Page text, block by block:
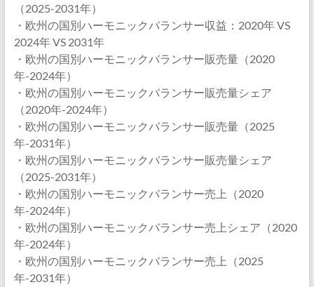
（2025-2031年）
・欧州の国別ハーモニックバランサー収益：2020年 VS
2024年 VS 2031年
・欧州の国別ハーモニックバランサー販売量（2020
年-2024年）
・欧州の国別ハーモニックバランサー販売量シェア
（2020年-2024年）
・欧州の国別ハーモニックバランサー販売量（2025
年-2031年）
・欧州の国別ハーモニックバランサー販売量シェア
（2025-2031年）
・欧州の国別ハーモニックバランサー売上（2020
年-2024年）
・欧州の国別ハーモニックバランサー売上シェア（2020
年-2024年）
・欧州の国別ハーモニックバランサー売上（2025
年-2031年）